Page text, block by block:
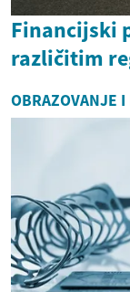
Financijski
različitim
OBRAZOVANJE